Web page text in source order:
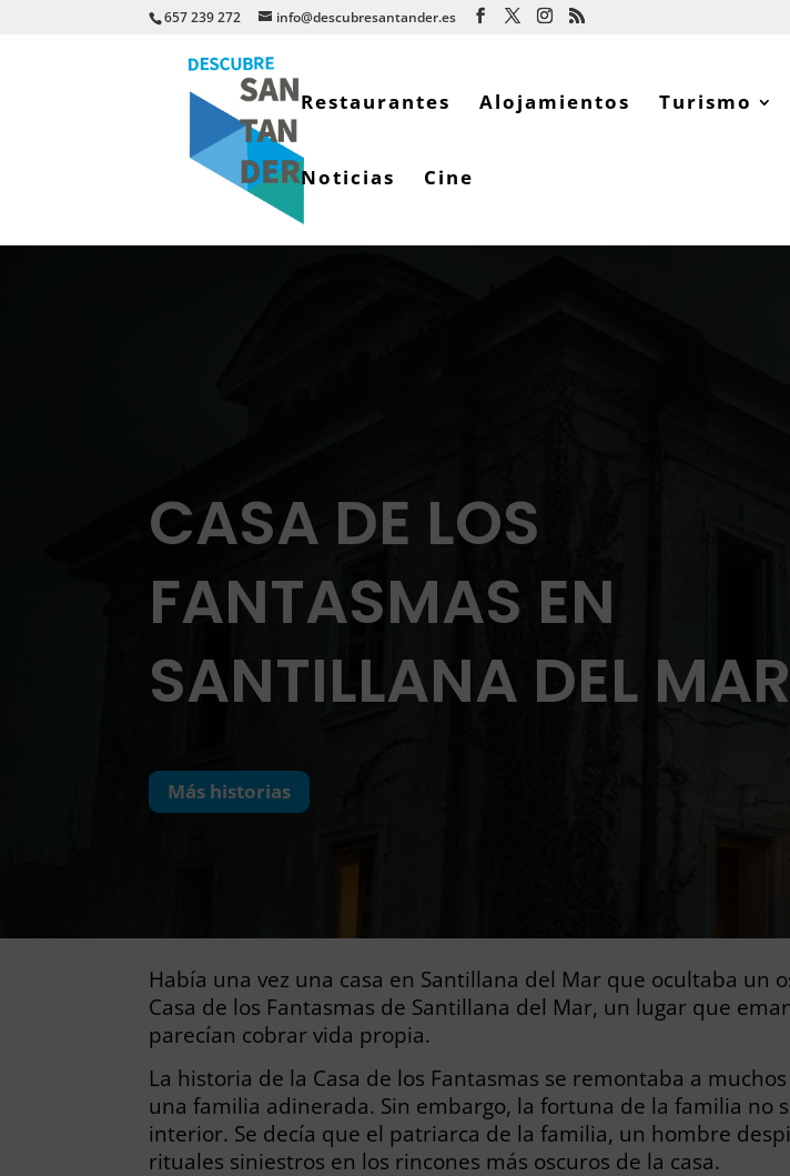
657 239 272 info@descubresantander.es
Restaurantes Alojamientos Turismo
Noticias Cine
CASA DE LOS
FANTASMAS EN
SANTILLANA DEL MAR
Más historias
Había una vez una casa en Santillana del Mar que ocultaba un
Casa de los Fantasmas de Santillana del Mar, un lugar que
parecían cobrar vida propia.
La historia de la Casa de los Fantasmas se remontaba a
una familia adinerada. Sin embargo, la fortuna de la familia no
interior. Se decía que el patriarca de la familia, un hombre
rituales siniestros en los rincones más oscuros de la casa.